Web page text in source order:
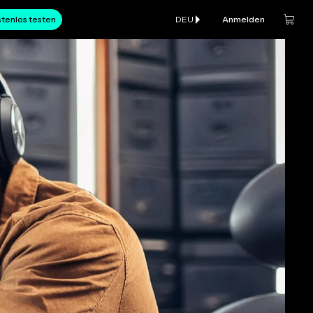
testen DEU Anmelden